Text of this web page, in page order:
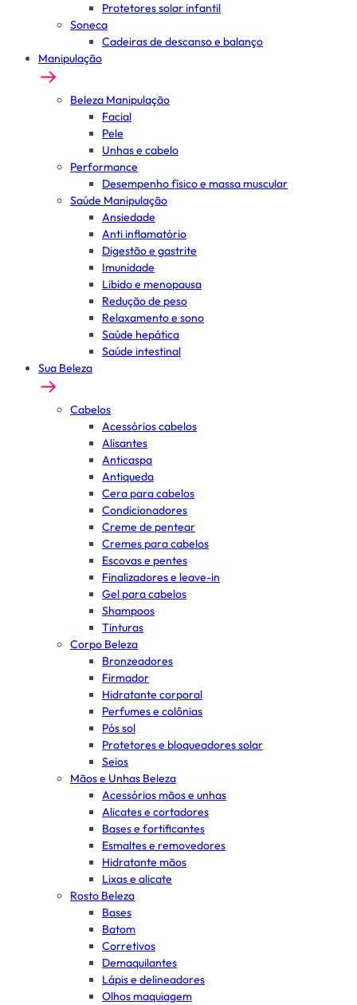
Protetores solar infantil
Soneca
Cadeiras de descanso e balanço
Manipulação
Beleza Manipulação
Facial
Pele
Unhas e cabelo
Performance
Desempenho físico e massa muscular
Saúde Manipulação
Ansiedade
Anti inflamatório
Digestão e gastrite
Imunidade
Libido e menopausa
Redução de peso
Relaxamento e sono
Saúde hepática
Saúde intestinal
Sua Beleza
Cabelos
Acessórios cabelos
Alisantes
Anticaspa
Antiqueda
Cera para cabelos
Condicionadores
Creme de pentear
Cremes para cabelos
Escovas e pentes
Finalizadores e leave-in
Gel para cabelos
Shampoos
Tinturas
Corpo Beleza
Bronzeadores
Firmador
Hidratante corporal
Perfumes e colônias
Pós sol
Protetores e bloqueadores solar
Seios
Mãos e Unhas Beleza
Acessórios mãos e unhas
Alicates e cortadores
Bases e fortificantes
Esmaltes e removedores
Hidratante mãos
Lixas e alicate
Rosto Beleza
Bases
Batom
Corretivos
Demaquilantes
Lápis e delineadores
Olhos maquiagem